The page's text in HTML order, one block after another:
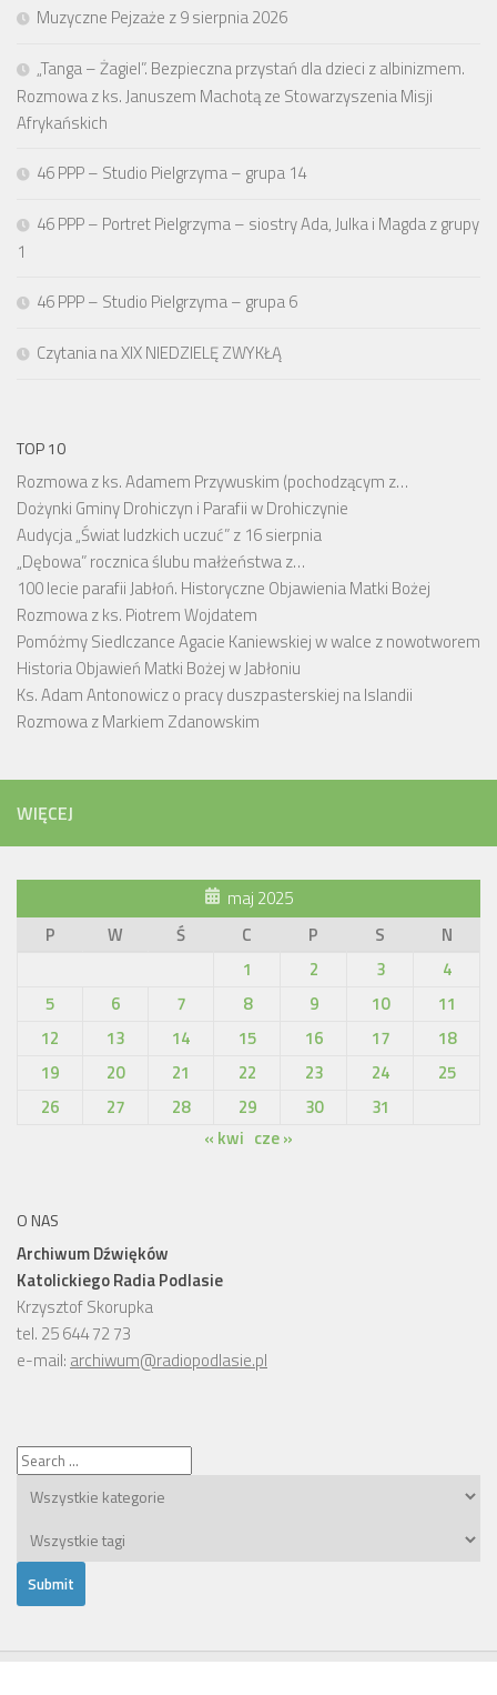
Muzyczne Pejzaże z 9 sierpnia 2026
„Tanga – Żagiel”. Bezpieczna przystań dla dzieci z albinizmem.
Rozmowa z ks. Januszem Machotą ze Stowarzyszenia Misji
Afrykańskich
46 PPP – Studio Pielgrzyma – grupa 14
46 PPP – Portret Pielgrzyma – siostry Ada, Julka i Magda z grupy
1
46 PPP – Studio Pielgrzyma – grupa 6
Czytania na XIX NIEDZIELĘ ZWYKŁĄ
TOP 10
Rozmowa z ks. Adamem Przywuskim (pochodzącym z…
Dożynki Gminy Drohiczyn i Parafii w Drohiczynie
Audycja „Świat ludzkich uczuć” z 16 sierpnia
„Dębowa” rocznica ślubu małżeństwa z…
100 lecie parafii Jabłoń. Historyczne Objawienia Matki Bożej
Rozmowa z ks. Piotrem Wojdatem
Pomóżmy Siedlczance Agacie Kaniewskiej w walce z nowotworem
Historia Objawień Matki Bożej w Jabłoniu
Ks. Adam Antonowicz o pracy duszpasterskiej na Islandii
Rozmowa z Markiem Zdanowskim
WIĘCEJ
maj 2025
P
W Ś C P S
N
1
2 3
4
5
6 7 8 9 10
11
12
13 14 15 16 17
18
19
20 21 22 23 24
25
26
27 28 29 30
31
« kwi cze »
O NAS
Archiwum Dźwięków
Katolickiego Radia Podlasie
Krzysztof Skorupka
tel. 25 644 72 73
e-mail: archiwum@radiopodlasie.pl